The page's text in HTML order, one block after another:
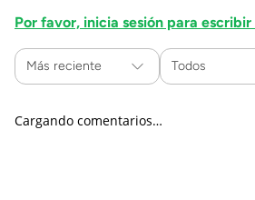
Por favor, inicia sesión para
Más reciente Todos
Cargando comentarios…